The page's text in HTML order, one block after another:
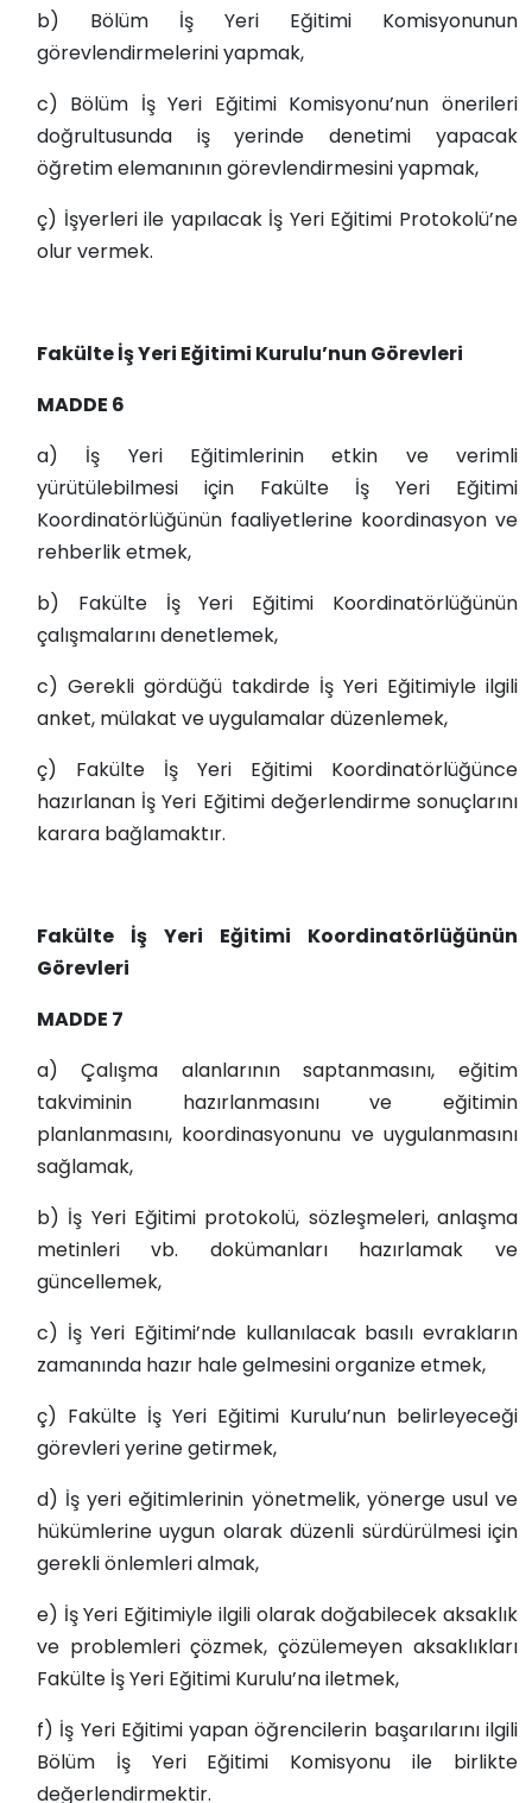
b) Bölüm İş Yeri Eğitimi Komisyonunun
görevlendirmelerini yapmak,
c) Bölüm İş Yeri Eğitimi Komisyonu’nun önerileri
doğrultusunda iş yerinde denetimi yapacak
öğretim elemanının görevlendirmesini yapmak,
ç) İşyerleri ile yapılacak İş Yeri Eğitimi Protokolü’ne
olur vermek.
Fakülte İş Yeri Eğitimi Kurulu’nun Görevleri
MADDE 6
a) İş Yeri Eğitimlerinin etkin ve verimli
yürütülebilmesi için Fakülte İş Yeri Eğitimi
Koordinatörlüğünün faaliyetlerine koordinasyon ve
rehberlik etmek,
b) Fakülte İş Yeri Eğitimi Koordinatörlüğünün
çalışmalarını denetlemek,
c) Gerekli gördüğü takdirde İş Yeri Eğitimiyle ilgili
anket, mülakat ve uygulamalar düzenlemek,
ç) Fakülte İş Yeri Eğitimi Koordinatörlüğünce
hazırlanan İş Yeri Eğitimi değerlendirme sonuçlarını
karara bağlamaktır.
Fakülte İş Yeri Eğitimi Koordinatörlüğünün
Görevleri
MADDE 7
a) Çalışma alanlarının saptanmasını, eğitim
takviminin hazırlanmasını ve eğitimin
planlanmasını, koordinasyonunu ve uygulanmasını
sağlamak,
b) İş Yeri Eğitimi protokolü, sözleşmeleri, anlaşma
metinleri vb. dokümanları hazırlamak ve
güncellemek,
c) İş Yeri Eğitimi’nde kullanılacak basılı evrakların
zamanında hazır hale gelmesini organize etmek,
ç) Fakülte İş Yeri Eğitimi Kurulu’nun belirleyeceği
görevleri yerine getirmek,
d) İş yeri eğitimlerinin yönetmelik, yönerge usul ve
hükümlerine uygun olarak düzenli sürdürülmesi için
gerekli önlemleri almak,
e) İş Yeri Eğitimiyle ilgili olarak doğabilecek aksaklık
ve problemleri çözmek, çözülemeyen aksaklıkları
Fakülte İş Yeri Eğitimi Kurulu’na iletmek,
f) İş Yeri Eğitimi yapan öğrencilerin başarılarını ilgili
Bölüm İş Yeri Eğitimi Komisyonu ile birlikte
değerlendirmektir.